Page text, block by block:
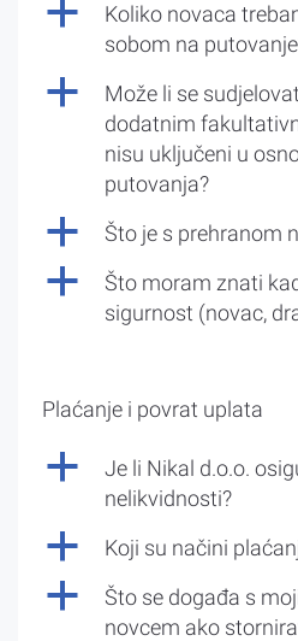
a
Koliko novaca
sobom na
a
Može li se
dodatnim
nisu uključeni u
putovanja?
a Što je s prehranom
a
Što moram znati
sigurnost (novac,
Plaćanje i povrat uplata
a
Je li Nikal d.o.o.
nelikvidnosti?
a Koji su načini
a
Što se događa s
novcem ako